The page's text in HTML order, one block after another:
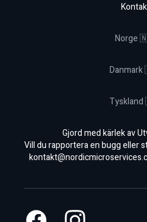
Norge
Gjord med kärlek av
Vill du rapportera en bugg eller
FacebookInstagram